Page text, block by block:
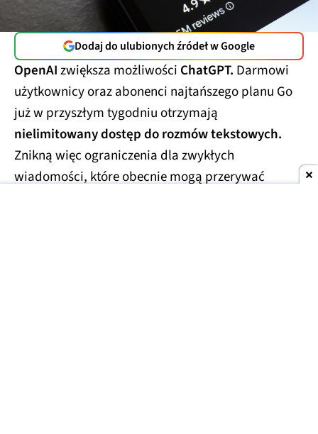
Dodaj do ulubionych źródeł w Google
OpenAIzwiększa możliwości ChatGPT. Darmowi
użytkownicy oraz abonenci najtańszego planu Go
już w przyszłym tygodniu otrzymają
nielimitowany dostęp do rozmów tekstowych.
Znikną więc ograniczenia dla zwykłych
wiadomości, które obecnie mogą przerywać